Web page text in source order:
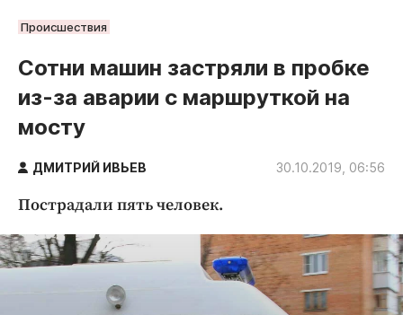
РУБРИКИ
Статьи
Народные новости
Авто и транспорт
Криминал
Культура
Недвижимость и ЖКХ
Образование
Происшествия
Сотни машин застряли в пробке
из-за аварии с маршруткой на
мосту
ДМИТРИЙ ИВЬЕВ 30.10.2019, 06:56
Пострадали пять человек.